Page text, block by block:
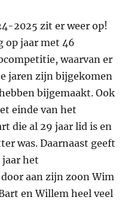
2025 zit er weer op!
op jaar met 46
waarvan er
jaren zijn bijgekomen
bijgemaakt. Ook
einde van het
die al 29 jaar lid is en
was. Daarnaast geeft
jaar het
aan zijn zoon Wim
en Willem heel veel